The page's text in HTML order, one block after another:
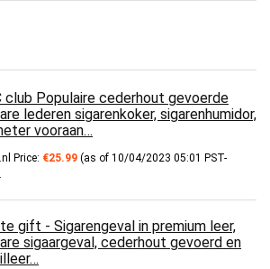
club Populaire cederhout gevoerde
lederen sigarenkoker, sigarenhumidor,
vooraan…
Price: €25.99 (as of 10/04/2023 05:01 PST-
.
gift - Sigarengeval in premium leer,
sigaargeval, cederhout gevoerd en